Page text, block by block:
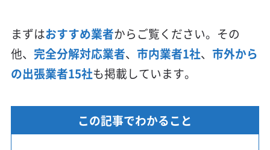
まずはおすすめ業者からご覧ください。その
他、 完全分解対応業者、 市内業者1社、 市外から
の出張業者15社も掲載しています。
この記事でわかること